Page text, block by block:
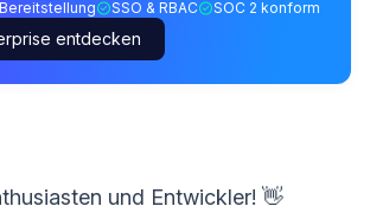
SSO & RBAC SOC 2 konform
entdecken
und Entwickler! 👋